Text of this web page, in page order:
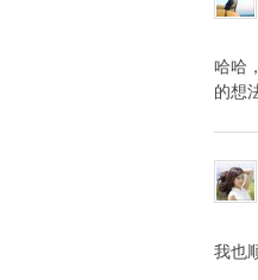
哈哈
的想
我也